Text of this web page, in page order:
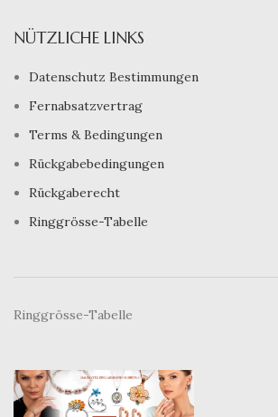
NÜTZLICHE LINKS
Datenschutz Bestimmungen
Fernabsatzvertrag
Terms & Bedingungen
Rückgabebedingungen
Rückgaberecht
Ringgrösse-Tabelle
Ringgrösse-Tabelle